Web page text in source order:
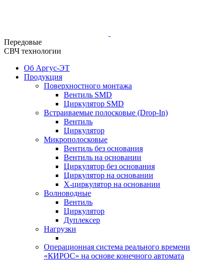
Передовые
СВЧ технологии
Об Аргус-ЭТ
Продукция
Поверхностного монтажа
Вентиль SMD
Циркулятор SMD
Встраиваемые полосковые (Drop-In)
Вентиль
Циркулятор
Микрополосковые
Вентиль без основания
Вентиль на основании
Циркулятор без основания
Циркулятор на основании
Х-циркулятор на основании
Волноводные
Вентиль
Циркулятор
Дуплексер
Нагрузки
Операционная система реального времени
«КИРОС» на основе конечного автомата